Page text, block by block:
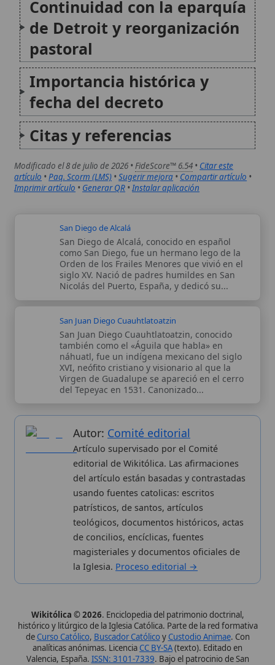
San Diego de Alcalá
San Diego de Alcalá, conocido en español
como San Diego, fue un hermano lego de la
Orden de los Frailes Menores que vivió en el
siglo XV. Nació de padres humildes en San
Nicolás del Puerto, España, y dedicó su...
San Juan Diego Cuauhtlatoatzin
San Juan Diego Cuauhtlatoatzin, conocido
también como el «Águila que habla» en
XVI, neófito cristiano y visionario al que la
Virgen de Guadalupe se apareció en el cerro
del Tepeyac en 1531. Canonizado...
Autor: Comité editorial
Artículo supervisado por el Comité
editorial de Wikitólica. Las afirmaciones
del artículo están basadas y contrastadas
usando fuentes catolicas: escritos
patrísticos, de santos, artículos
de concilios, encíclicas, fuentes
magisteriales y documentos oficiales de
la Iglesia.Proceso editorial →
Wikitólica © 2026. Enciclopedia del patrimonio doctrinal,
Valencia, España. ISSN: 3101-7339. Bajo el patrocinio de San
Carlo Acutis.
Sobre nosotros
Proceso editorial
Publicación seriada
Datos abiertos
Estadísticas
Política de privacidad
Categorias
Más visitados
Nuevas entradas
Cambios recientes
Aplicaciones
Widgets para tu web
✦ SÍGUENOS EN
Canal de WhatsApp
Únete · publicación regular
Perfil de Instagram
Síguenos · @wikitolica